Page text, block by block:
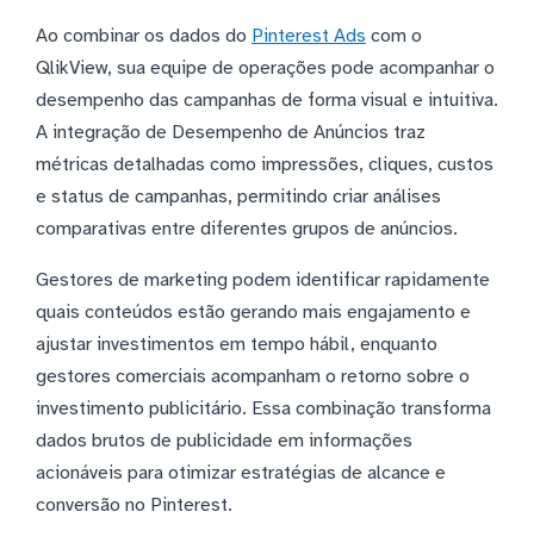
Ao combinar os dados do Pinterest Ads com o
QlikView, sua equipe de operações pode acompanhar o
desempenho das campanhas de forma visual e intuitiva.
A integração de Desempenho de Anúncios traz
métricas detalhadas como impressões, cliques, custos
e status de campanhas, permitindo criar análises
comparativas entre diferentes grupos de anúncios.
Gestores de marketing podem identificar rapidamente
quais conteúdos estão gerando mais engajamento e
ajustar investimentos em tempo hábil, enquanto
gestores comerciais acompanham o retorno sobre o
investimento publicitário. Essa combinação transforma
dados brutos de publicidade em informações
acionáveis para otimizar estratégias de alcance e
conversão no Pinterest.